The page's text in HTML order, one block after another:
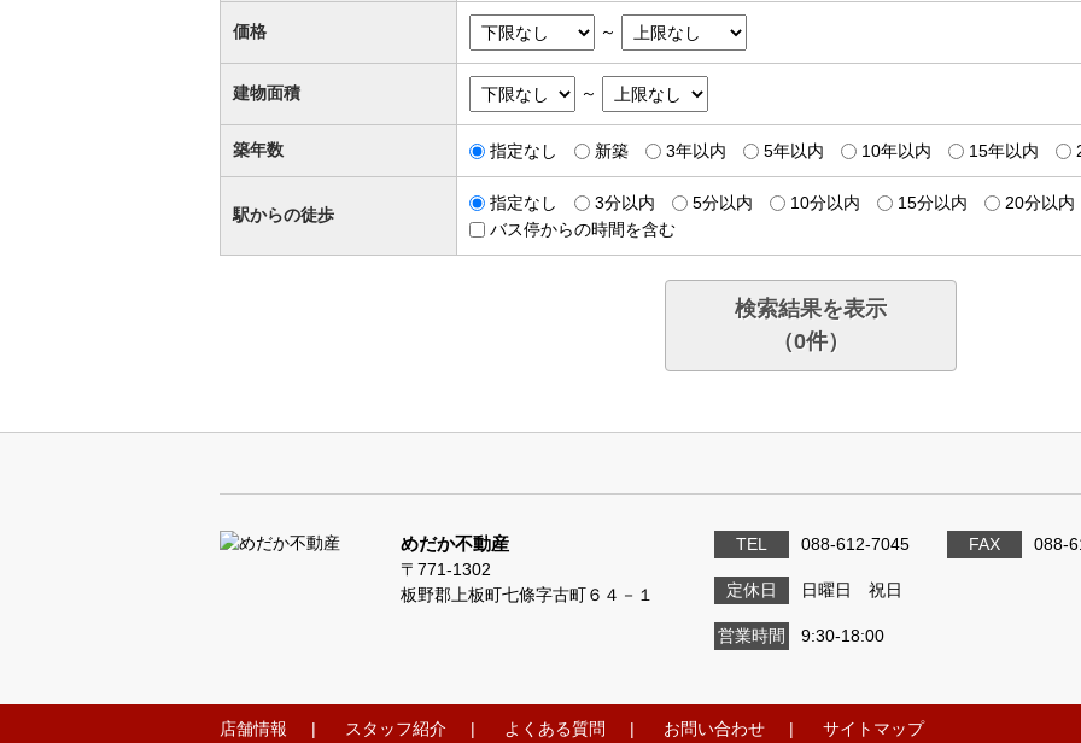
価格 ～
建物面積 ～
築年数 指定なし 新築 3年以内 5年以内 10年以内 15年以内
駅からの徒歩
指定なし 3分以内 5分以内 10分以内 15分以内
20分以内
バス停からの時間を含む
検索結果を表示
（0件）
めだか不動産
〒771-1302
板野郡上板町七條字古町６４－１
TEL 088-612-7045 FAX 088-
定休日 日曜日 祝日
営業時間 9:30-18:00
店舗情報 スタッフ紹介 よくある質問 お問い合わせ サイトマップ